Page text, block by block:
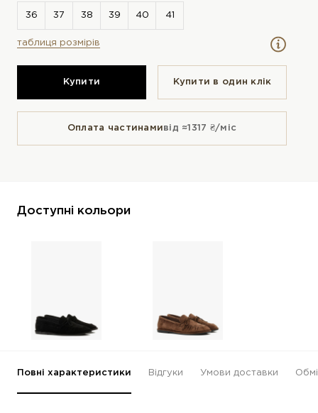
таблиця розмірів
Купити Купити в один клiк
Оплата частинамивід ≈1317 ₴/міс
Доступні кольори
Повні характеристики Відгуки Умови доставки